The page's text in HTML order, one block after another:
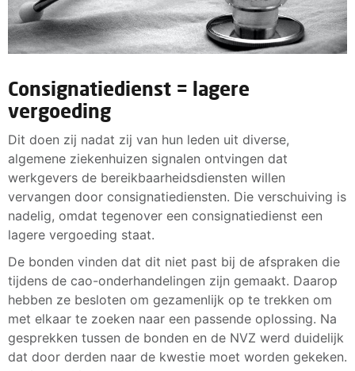
Consignatiedienst = lagere
vergoeding
Dit doen zij nadat zij van hun leden uit diverse,
algemene ziekenhuizen signalen ontvingen dat
werkgevers de bereikbaarheidsdiensten willen
vervangen door consignatiediensten. Die verschuiving is
nadelig, omdat tegenover een consignatiedienst een
lagere vergoeding staat.
De bonden vinden dat dit niet past bij de afspraken die
tijdens de cao-onderhandelingen zijn gemaakt. Daarop
hebben ze besloten om gezamenlijk op te trekken om
met elkaar te zoeken naar een passende oplossing. Na
gesprekken tussen de bonden en de NVZ werd duidelijk
dat door derden naar de kwestie moet worden gekeken.